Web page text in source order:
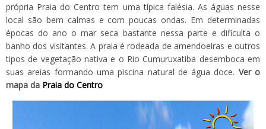
própria Praia do Centro tem uma típica falésia. As águas nesse
local são bem calmas e com poucas ondas. Em determinadas
épocas do ano o mar seca bastante nessa parte e dificulta o
banho dos visitantes. A praia é rodeada de amendoeiras e outros
tipos de vegetação nativa e o Rio Cumuruxatiba desemboca em
suas areias formando uma piscina natural de água doce. Ver o
mapa da Praia do Centro